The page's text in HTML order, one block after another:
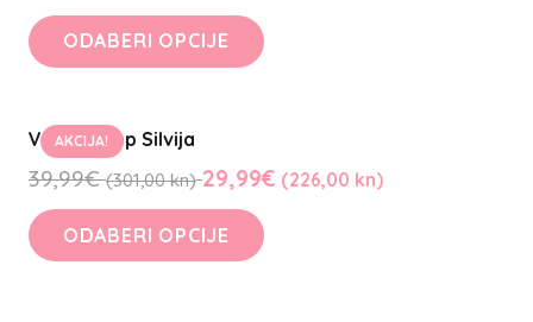
ODABERI OPCIJE
AKCIJA!
Valovit Rep Silvija
39,99€ (301,00 kn) 29,99€ (226,00 kn)
ODABERI OPCIJE